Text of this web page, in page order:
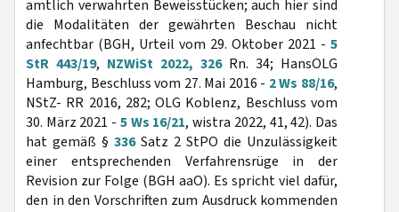
amtlich verwahrten Beweisstücken; auch hier sind
die Modalitäten der gewährten Beschau nicht
anfechtbar (BGH, Urteil vom 29. Oktober 2021 - 5
StR 443/19, NZWiSt 2022, 326Rn. 34; HansOLG
Hamburg, Beschluss vom 27. Mai 2016 - 2 Ws 88/16,
NStZ- RR 2016, 282; OLG Koblenz, Beschluss vom
30. März 2021 - 5 Ws 16/21, wistra 2022, 41, 42). Das
hat gemäß § 336Satz 2 StPO die Unzulässigkeit
einer entsprechenden Verfahrensrüge in der
Revision zur Folge (BGH aaO). Es spricht viel dafür,
den in den Vorschriften zum Ausdruck kommenden